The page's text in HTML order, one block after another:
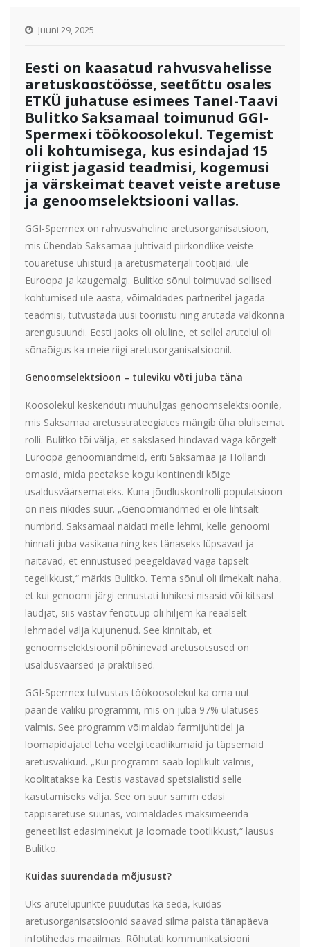
Juuni 29, 2025
Eesti on kaasatud rahvusvahelisse
aretuskoostöösse, seetõttu osales
ETKÜ juhatuse esimees Tanel-Taavi
Bulitko Saksamaal toimunud GGI-
Spermexi töökoosolekul. Tegemist
oli kohtumisega, kus esindajad 15
riigist jagasid teadmisi, kogemusi
ja värskeimat teavet veiste aretuse
ja genoomselektsiooni vallas.
GGI-Spermex on rahvusvaheline aretusorganisatsioon,
mis ühendab Saksamaa juhtivaid piirkondlike veiste
tõuaretuse ühistuid ja aretusmaterjali tootjaid. üle
Euroopa ja kaugemalgi. Bulitko sõnul toimuvad sellised
kohtumised üle aasta, võimaldades partneritel jagada
teadmisi, tutvustada uusi tööriistu ning arutada valdkonna
arengusuundi. Eesti jaoks oli oluline, et sellel arutelul oli
sõnaõigus ka meie riigi aretusorganisatsioonil.
Genoomselektsioon – tuleviku võti juba täna
Koosolekul keskenduti muuhulgas genoomselektsioonile,
mis Saksamaa aretusstrateegiates mängib üha olulisemat
rolli. Bulitko tõi välja, et sakslased hindavad väga kõrgelt
Euroopa genoomiandmeid, eriti Saksamaa ja Hollandi
omasid, mida peetakse kogu kontinendi kõige
usaldusväärsemateks. Kuna jõudluskontrolli populatsioon
on neis riikides suur. „Genoomiandmed ei ole lihtsalt
numbrid. Saksamaal näidati meile lehmi, kelle genoomi
hinnati juba vasikana ning kes tänaseks lüpsavad ja
näitavad, et ennustused peegeldavad väga täpselt
tegelikkust,“ märkis Bulitko. Tema sõnul oli ilmekalt näha,
et kui genoomi järgi ennustati lühikesi nisasid või kitsast
laudjat, siis vastav fenotüüp oli hiljem ka reaalselt
lehmadel välja kujunenud. See kinnitab, et
genoomselektsioonil põhinevad aretusotsused on
usaldusväärsed ja praktilised.
GGI-Spermex tutvustas töökoosolekul ka oma uut
paaride valiku programmi, mis on juba 97% ulatuses
valmis. See programm võimaldab farmijuhtidel ja
loomapidajatel teha veelgi teadlikumaid ja täpsemaid
aretusvalikuid. „Kui programm saab lõplikult valmis,
koolitatakse ka Eestis vastavad spetsialistid selle
kasutamiseks välja. See on suur samm edasi
täppisaretuse suunas, võimaldades maksimeerida
geneetilist edasiminekut ja loomade tootlikkust,“ lausus
Bulitko.
Kuidas suurendada mõjusust?
Üks arutelupunkte puudutas ka seda, kuidas
aretusorganisatsioonid saavad silma paista tänapäeva
infotihedas maailmas. Rõhutati kommunikatsiooni